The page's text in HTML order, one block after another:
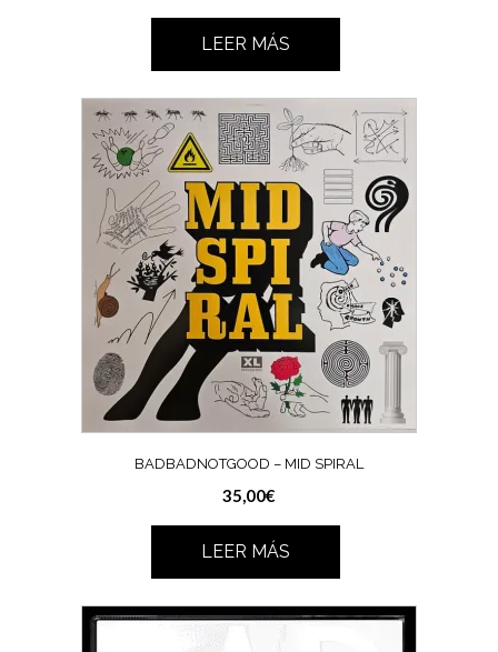
LEER MÁS
BADBADNOTGOOD – MID SPIRAL
35,00€
LEER MÁS